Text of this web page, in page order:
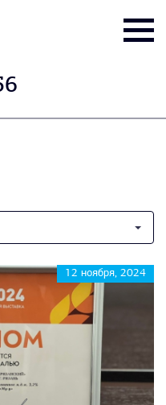
12 ноября, 2024